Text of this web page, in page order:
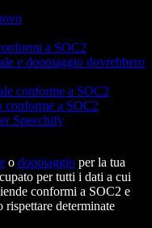
a SOC2
e doppiaggio dovrebbero
conforme a SOC2
a SOC2
Speechify
o doppiaggio per la tua
per tutti i dati a cui
conformi a SOC2 e
determinate